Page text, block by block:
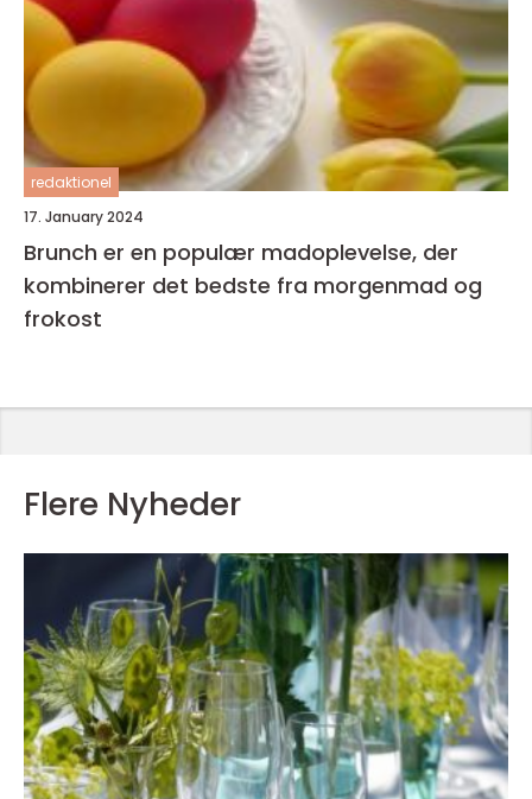
redaktionel
17. January 2024
Brunch er en populær madoplevelse, der
kombinerer det bedste fra morgenmad og
frokost
Flere Nyheder